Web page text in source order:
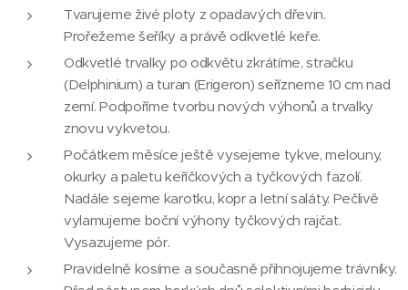
Tvarujeme živé ploty z opadavých dřevin.
Prořežeme šeříky a právě odkvetlé keře.
Odkvetlé trvalky po odkvětu zkrátíme, stračku
(Delphinium) a turan (Erigeron) seřízneme 10 cm nad
zemí. Podpoříme tvorbu nových výhonů a trvalky
znovu vykvetou.
Počátkem měsíce ještě vysejeme tykve, melouny,
okurky a paletu keříčkových a tyčkových fazolí.
Nadále sejeme karotku, kopr a letní saláty. Pečlivě
vylamujeme boční výhony tyčkových rajčat.
Vysazujeme pór.
Pravidelně kosíme a současně přihnojujeme trávníky.